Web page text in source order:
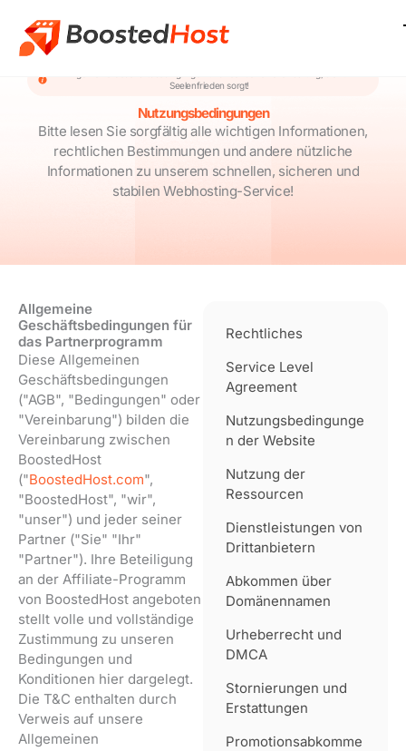
Inhalt
springen
Seelenfrieden sorgt!
Nutzungsbedingungen
Bitte lesen Sie sorgfältig alle wichtigen Informationen,
rechtlichen Bestimmungen und andere nützliche
Informationen zu unserem schnellen, sicheren und
stabilen Webhosting-Service!
Rechtliches
Service Level
Agreement
Nutzungsbedingunge
n der Website
Nutzung der
Ressourcen
Dienstleistungen von
Drittanbietern
Abkommen über
Domänennamen
Urheberrecht und
DMCA
Stornierungen und
Erstattungen
Promotionsabkomme
Allgemeine
Geschäftsbedingungen für
das Partnerprogramm
Diese Allgemeinen
Geschäftsbedingungen
("AGB", "Bedingungen" oder
"Vereinbarung") bilden die
Vereinbarung zwischen
BoostedHost
("BoostedHost.com",
"BoostedHost", "wir",
"unser") und jeder seiner
Partner ("Sie" "Ihr"
"Partner"). Ihre Beteiligung
an der Affiliate-Programm
von BoostedHost angeboten
stellt volle und vollständige
Zustimmung zu unseren
Bedingungen und
Konditionen hier dargelegt.
Die T&C enthalten durch
Verweis auf unsere
Allgemeinen